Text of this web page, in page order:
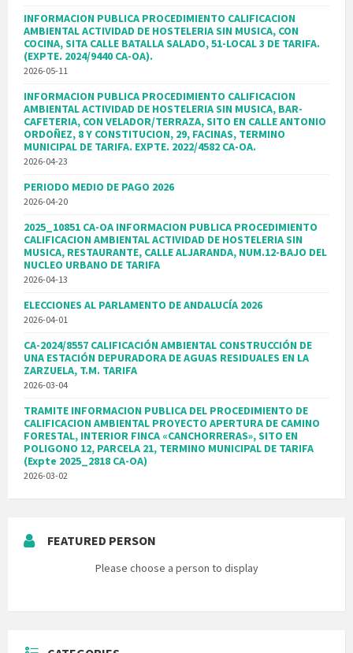
INFORMACION PUBLICA PROCEDIMIENTO CALIFICACION
AMBIENTAL ACTIVIDAD DE HOSTELERIA SIN MUSICA, CON
COCINA, SITA CALLE BATALLA SALADO, 51-LOCAL 3 DE TARIFA.
(EXPTE. 2024/9440 CA-OA).
2026-05-11
INFORMACION PUBLICA PROCEDIMIENTO CALIFICACION
AMBIENTAL ACTIVIDAD DE HOSTELERIA SIN MUSICA, BAR-
CAFETERIA, CON VELADOR/TERRAZA, SITO EN CALLE ANTONIO
ORDOÑEZ, 8 Y CONSTITUCION, 29, FACINAS, TERMINO
MUNICIPAL DE TARIFA. EXPTE. 2022/4582 CA-OA.
2026-04-23
PERIODO MEDIO DE PAGO 2026
2026-04-20
2025_10851 CA-OA INFORMACION PUBLICA PROCEDIMIENTO
CALIFICACION AMBIENTAL ACTIVIDAD DE HOSTELERIA SIN
MUSICA, RESTAURANTE, CALLE ALJARANDA, NUM.12-BAJO DEL
NUCLEO URBANO DE TARIFA
2026-04-13
ELECCIONES AL PARLAMENTO DE ANDALUCÍA 2026
2026-04-01
CA-2024/8557 CALIFICACIÓN AMBIENTAL CONSTRUCCIÓN DE
UNA ESTACIÓN DEPURADORA DE AGUAS RESIDUALES EN LA
ZARZUELA, T.M. TARIFA
2026-03-04
TRAMITE INFORMACION PUBLICA DEL PROCEDIMIENTO DE
CALIFICACION AMBIENTAL PROYECTO APERTURA DE CAMINO
FORESTAL, INTERIOR FINCA «CANCHORRERAS», SITO EN
POLIGONO 12, PARCELA 21, TERMINO MUNICIPAL DE TARIFA
(Expte 2025_2818 CA-OA)
2026-03-02
FEATURED PERSON
Please choose a person to display